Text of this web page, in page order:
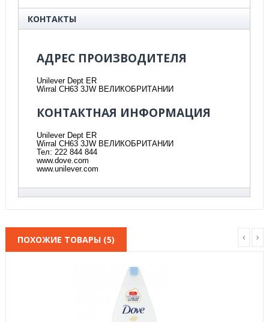
КОНТАКТЫ
АДРЕС ПРОИЗВОДИТЕЛЯ
Unilever Dept ER
Wirral CH63 3JW ВЕЛИКОБРИТАНИИ
КОНТАКТНАЯ ИНФОРМАЦИЯ
Unilever Dept ER
Wirral CH63 3JW ВЕЛИКОБРИТАНИИ
Тел: 222 844 844
www.dove.com
www.unilever.com
ПОХОЖИЕ ТОВАРЫ (5)